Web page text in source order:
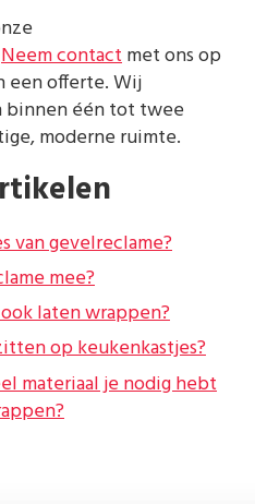
Neem contactmet ons op
een offerte. Wij
binnen één tot twee
moderne ruimte.
van gevelreclame?
mee?
laten wrappen?
op keukenkastjes?
materiaal je nodig hebt